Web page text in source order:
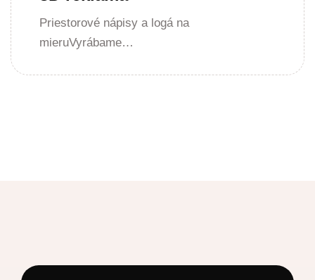
Priestorové nápisy a logá na
mieruVyrábame…